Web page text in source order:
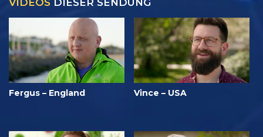
VIDEOS DIESER SENDUNG
Fergus – England Vince – USA